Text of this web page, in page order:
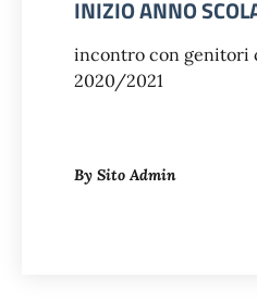
INIZIO ANNO
incontro con genitori
2020/2021
By Sito Admin